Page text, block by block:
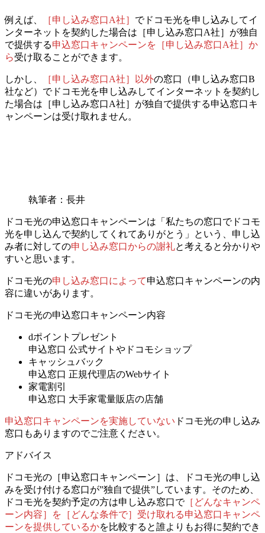
例えば、 ［申し込み窓口A社］ でドコモ光を申し込みしてイ
ンターネットを契約した場合は ［申し込み窓口A社］が独自
で提供する申込窓口キャンペーンを［申し込み窓口A社］か
ら受け取ることができます。
しかし、 ［申し込み窓口A社］以外の窓口（申し込み窓口B
社など）でドコモ光を申し込みしてインターネットを契約し
た場合は ［申し込み窓口A社］が独自で提供する申込窓口キ
ャンペーンは受け取れません。
執筆者：長井
ドコモ光の申込窓口キャンペーンは 「私たちの窓口でドコモ
光を申し込んで契約してくれてありがとう」
という、 申し込
み者に対しての申し込み窓口からの謝礼と考えると分かりや
すいと思います。
ドコモ光の申し込み窓口によって申込窓口キャンペーンの内
容に違いがあります。
ドコモ光の申込窓口キャンペーン内容
dポイントプレゼント
申込窓口 公式サイトやドコモショップ
キャッシュバック
申込窓口 正規代理店のWebサイト
家電割引
申込窓口 大手家電量販店の店舗
申込窓口キャンペーンを実施していない ドコモ光の申し込み
窓口もありますのでご注意ください。
アドバイス
ドコモ光の［申込窓口キャンペーン］は、ドコモ光の申し込
みを受け付ける窓口が”独自で提供”しています。そのため、
ドコモ光を契約予定の方は申し込み窓口で［どんなキャンペ
ーン内容］を［どんな条件で］受け取れる申込窓口キャンペ
ーンを提供しているかを比較すると誰よりもお得に契約でき